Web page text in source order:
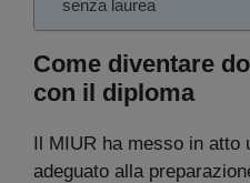
senza laurea
Come diventare
con il diploma
Il MIUR ha messo in atto
adeguato alla